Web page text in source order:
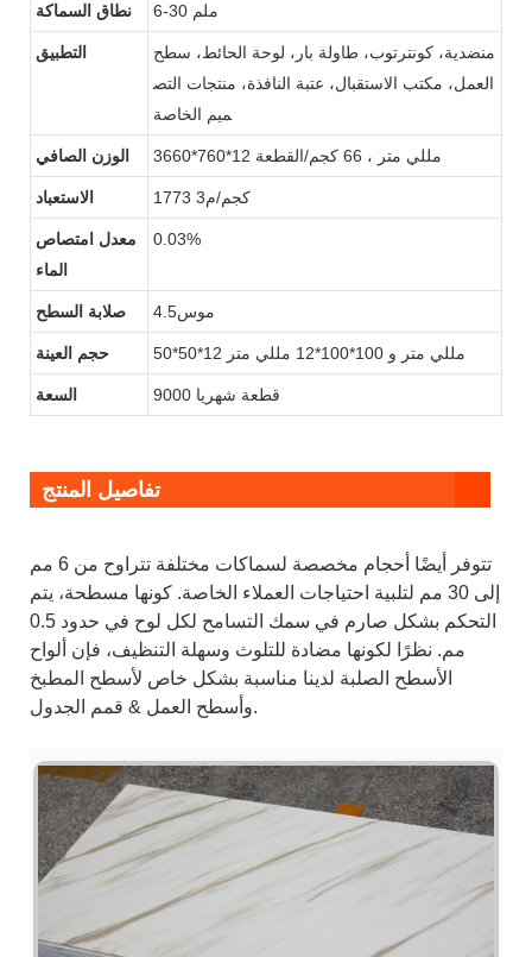
نطاق السماكة 6-30 ملم
التطبيق
منضدية، كونترتوب، طاولة بار، لوحة الحائط، سطح
العمل، مكتب الاستقبال، عتبة النافذة، منتجات التص
ميم الخاصة
الوزن الصافي 3660*760*12 مللي متر ، 66 كجم/القطعة
الاستعباد 1773 كجم/م3
معدل امتصاص
الماء
0.03%
صلابة السطح موس4.5
حجم العينة 50*50*12 مللي متر و 100*100*12 مللي متر
السعة 9000 قطعة شهريا
تفاصيل المنتج
تتوفر أيضًا أحجام مخصصة لسماكات مختلفة تتراوح من 6 مم
إلى 30 مم لتلبية احتياجات العملاء الخاصة. كونها مسطحة، يتم
التحكم بشكل صارم في سمك التسامح لكل لوح في حدود 0.5
مم. نظرًا لكونها مضادة للتلوث وسهلة التنظيف، فإن ألواح
الأسطح الصلبة لدينا مناسبة بشكل خاص لأسطح المطبخ
وأسطح العمل & قمم الجدول.